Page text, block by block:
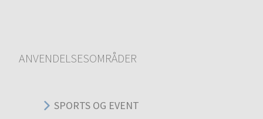
ANVENDELSESOMRÅDER
SPORTS OG EVENT